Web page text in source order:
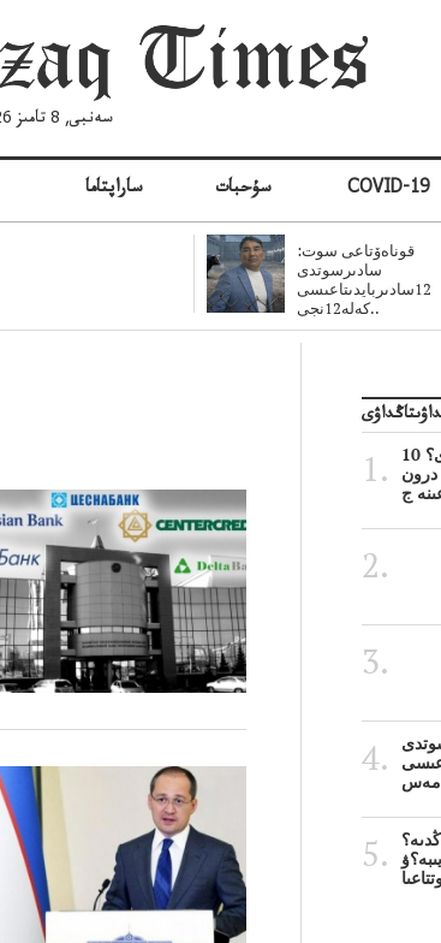
سەنبى, 8 تامىز 2026
ساراپتاما سۇحبات COVID-19
قوناەۆتاعى سوت:
سادىرسوتدى
12سادىربايدىتاعىسى
كەلە12نجى..
10 كۇندە نە وزنەردىوزگەردى؟